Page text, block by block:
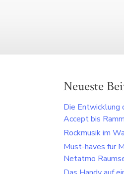
Neueste
Die Entwicklung
Accept bis
Rockmusik im
Must-haves für
Netatmo